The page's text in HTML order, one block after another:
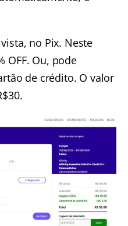
no Pix. Neste
OFF. Ou, pode
de crédito. O valor